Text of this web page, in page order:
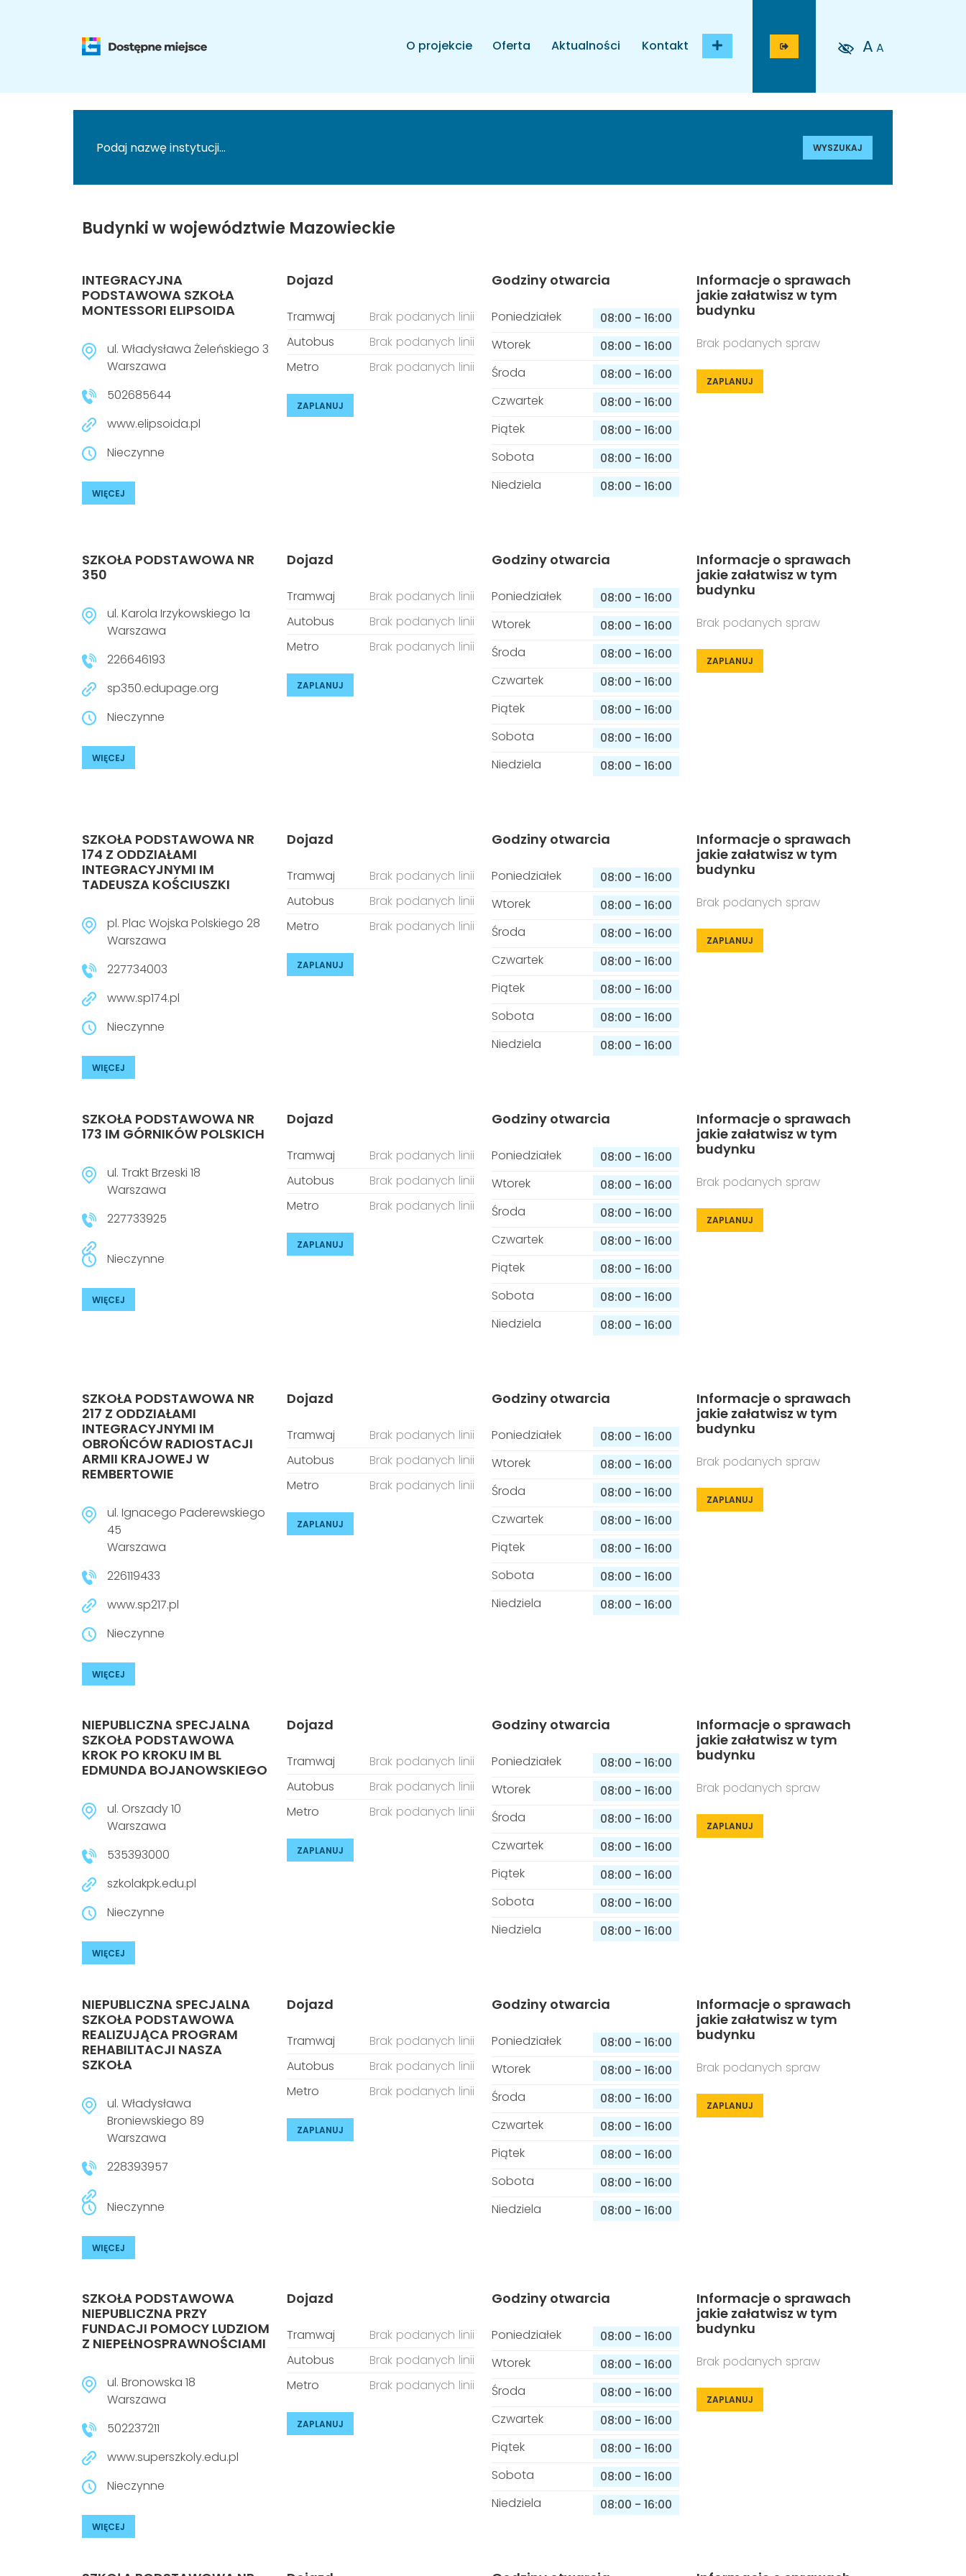
O projekcie Oferta Aktualności Kontakt A A
WYSZUKAJ
Budynki w województwie Mazowieckie
INTEGRACYJNA
PODSTAWOWA SZKOŁA
MONTESSORI ELIPSOIDA
ul. Władysława Żeleńskiego 3
Warszawa
502685644
www.elipsoida.pl
Nieczynne
WIĘCEJ
Dojazd
Tramwaj
Brak podanych linii
Autobus
Brak podanych linii
Metro
Brak podanych linii
ZAPLANUJ
Godziny otwarcia
Poniedziałek 08:00 - 16:00
Wtorek
08:00 - 16:00
Środa
08:00 - 16:00
Czwartek
08:00 - 16:00
Piątek
08:00 - 16:00
Sobota
08:00 - 16:00
Niedziela
08:00 - 16:00
Informacje o sprawach
jakie załatwisz w tym
budynku
Brak podanych spraw
ZAPLANUJ
SZKOŁA PODSTAWOWA NR
350
ul. Karola Irzykowskiego 1a
Warszawa
226646193
sp350.edupage.org
Nieczynne
WIĘCEJ
Dojazd
Tramwaj
Brak podanych linii
Autobus
Brak podanych linii
Metro
Brak podanych linii
ZAPLANUJ
Godziny otwarcia
Poniedziałek 08:00 - 16:00
Wtorek
08:00 - 16:00
Środa
08:00 - 16:00
Czwartek
08:00 - 16:00
Piątek
08:00 - 16:00
Sobota
08:00 - 16:00
Niedziela
08:00 - 16:00
Informacje o sprawach
jakie załatwisz w tym
budynku
Brak podanych spraw
ZAPLANUJ
SZKOŁA PODSTAWOWA NR
174 Z ODDZIAŁAMI
INTEGRACYJNYMI IM
TADEUSZA KOŚCIUSZKI
pl. Plac Wojska Polskiego 28
Warszawa
227734003
www.sp174.pl
Nieczynne
WIĘCEJ
Dojazd
Tramwaj
Brak podanych linii
Autobus
Brak podanych linii
Metro
Brak podanych linii
ZAPLANUJ
Godziny otwarcia
Poniedziałek 08:00 - 16:00
Wtorek
08:00 - 16:00
Środa
08:00 - 16:00
Czwartek
08:00 - 16:00
Piątek
08:00 - 16:00
Sobota
08:00 - 16:00
Niedziela
08:00 - 16:00
Informacje o sprawach
jakie załatwisz w tym
budynku
Brak podanych spraw
ZAPLANUJ
SZKOŁA PODSTAWOWA NR
173 IM GÓRNIKÓW POLSKICH
ul. Trakt Brzeski 18
Warszawa
227733925
Nieczynne
WIĘCEJ
Dojazd
Tramwaj
Brak podanych linii
Autobus
Brak podanych linii
Metro
Brak podanych linii
ZAPLANUJ
Godziny otwarcia
Poniedziałek 08:00 - 16:00
Wtorek
08:00 - 16:00
Środa
08:00 - 16:00
Czwartek
08:00 - 16:00
Piątek
08:00 - 16:00
Sobota
08:00 - 16:00
Niedziela
08:00 - 16:00
Informacje o sprawach
jakie załatwisz w tym
budynku
Brak podanych spraw
ZAPLANUJ
SZKOŁA PODSTAWOWA NR
217 Z ODDZIAŁAMI
INTEGRACYJNYMI IM
OBROŃCÓW RADIOSTACJI
ARMII KRAJOWEJ W
REMBERTOWIE
ul. Ignacego Paderewskiego
45
Warszawa
226119433
www.sp217.pl
Nieczynne
WIĘCEJ
Dojazd
Tramwaj
Brak podanych linii
Autobus
Brak podanych linii
Metro
Brak podanych linii
ZAPLANUJ
Godziny otwarcia
Poniedziałek 08:00 - 16:00
Wtorek
08:00 - 16:00
Środa
08:00 - 16:00
Czwartek
08:00 - 16:00
Piątek
08:00 - 16:00
Sobota
08:00 - 16:00
Niedziela
08:00 - 16:00
Informacje o sprawach
jakie załatwisz w tym
budynku
Brak podanych spraw
ZAPLANUJ
NIEPUBLICZNA SPECJALNA
SZKOŁA PODSTAWOWA
KROK PO KROKU IM BL
EDMUNDA BOJANOWSKIEGO
ul. Orszady 10
Warszawa
535393000
szkolakpk.edu.pl
Nieczynne
WIĘCEJ
Dojazd
Tramwaj
Brak podanych linii
Autobus
Brak podanych linii
Metro
Brak podanych linii
ZAPLANUJ
Godziny otwarcia
Poniedziałek 08:00 - 16:00
Wtorek
08:00 - 16:00
Środa
08:00 - 16:00
Czwartek
08:00 - 16:00
Piątek
08:00 - 16:00
Sobota
08:00 - 16:00
Niedziela
08:00 - 16:00
Informacje o sprawach
jakie załatwisz w tym
budynku
Brak podanych spraw
ZAPLANUJ
NIEPUBLICZNA SPECJALNA
SZKOŁA PODSTAWOWA
REALIZUJĄCA PROGRAM
REHABILITACJI NASZA
SZKOŁA
ul. Władysława
Broniewskiego 89
Warszawa
228393957
Nieczynne
WIĘCEJ
Dojazd
Tramwaj
Brak podanych linii
Autobus
Brak podanych linii
Metro
Brak podanych linii
ZAPLANUJ
Godziny otwarcia
Poniedziałek 08:00 - 16:00
Wtorek
08:00 - 16:00
Środa
08:00 - 16:00
Czwartek
08:00 - 16:00
Piątek
08:00 - 16:00
Sobota
08:00 - 16:00
Niedziela
08:00 - 16:00
Informacje o sprawach
jakie załatwisz w tym
budynku
Brak podanych spraw
ZAPLANUJ
SZKOŁA PODSTAWOWA
NIEPUBLICZNA PRZY
FUNDACJI POMOCY LUDZIOM
Z NIEPEŁNOSPRAWNOŚCIAMI
ul. Bronowska 18
Warszawa
502237211
www.superszkoly.edu.pl
Nieczynne
WIĘCEJ
Dojazd
Tramwaj
Brak podanych linii
Autobus
Brak podanych linii
Metro
Brak podanych linii
ZAPLANUJ
Godziny otwarcia
Poniedziałek 08:00 - 16:00
Wtorek
08:00 - 16:00
Środa
08:00 - 16:00
Czwartek
08:00 - 16:00
Piątek
08:00 - 16:00
Sobota
08:00 - 16:00
Niedziela
08:00 - 16:00
Informacje o sprawach
jakie załatwisz w tym
budynku
Brak podanych spraw
ZAPLANUJ